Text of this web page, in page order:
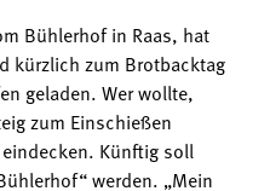
Bühlerhof in Raas, hat
kürzlich zum Brotbacktag
geladen. Wer wollte,
zum Einschießen
Künftig soll
werden. „Mein